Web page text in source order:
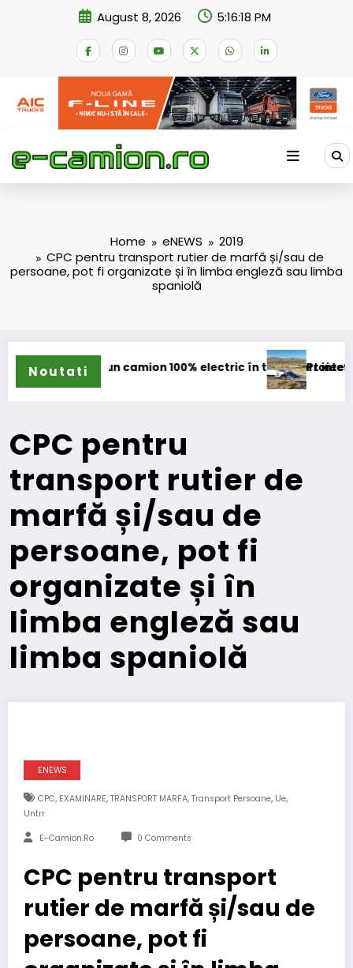
August 8, 2026 5:16:18 PM
Home eNEWS
2019
CPC pentru transport rutier de marfă și/sau de
persoane, pot fi organizate și în limba engleză sau limba
spaniolă
Noutati
100% electric în transport internațional
Proiectul Revoy prinde contur
CPC pentru
transport rutier de
marfă și/sau de
persoane, pot fi
organizate și în
limba engleză sau
limba spaniolă
ENEWS
CPC, EXAMINARE, TRANSPORT MARFA, Transport Persoane, Ue,
Untrr
E-Camion.ro 0 Comments
CPC pentru transport
rutier de marfă și/sau de
persoane, pot fi